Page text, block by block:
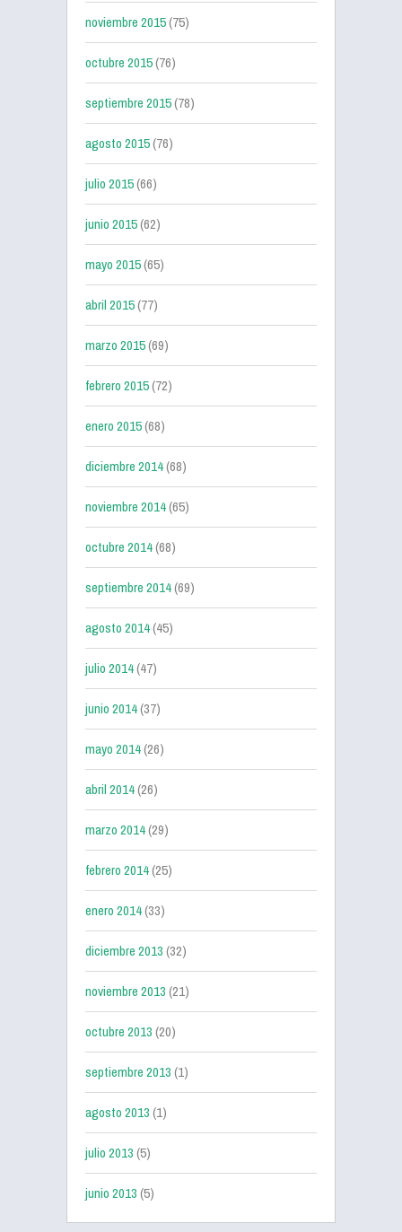
noviembre 2015(75)
octubre 2015(76)
septiembre 2015(78)
agosto 2015(76)
julio 2015(66)
junio 2015(62)
mayo 2015(65)
abril 2015(77)
marzo 2015(69)
febrero 2015(72)
enero 2015(68)
diciembre 2014(68)
noviembre 2014(65)
octubre 2014(68)
septiembre 2014(69)
agosto 2014(45)
julio 2014(47)
junio 2014(37)
mayo 2014(26)
abril 2014(26)
marzo 2014(29)
febrero 2014(25)
enero 2014(33)
diciembre 2013(32)
noviembre 2013(21)
octubre 2013(20)
septiembre 2013(1)
agosto 2013(1)
julio 2013(5)
junio 2013(5)